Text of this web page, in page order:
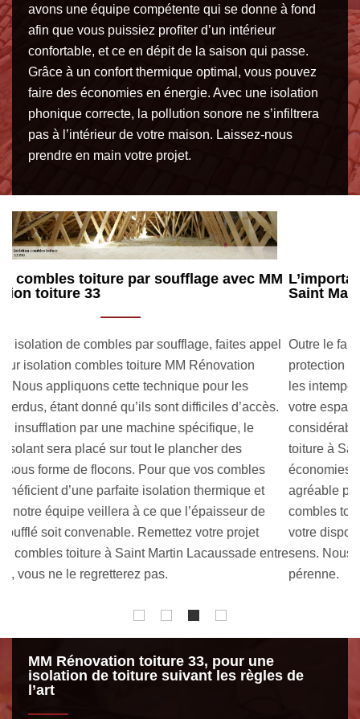
avons une équipe compétente qui se donne à fond
afin que vous puissiez profiter d’un intérieur
confortable, et ce en dépit de la saison qui passe.
Grâce à un confort thermique optimal, vous pouvez
faire des économies en énergie. Avec une isolation
phonique correcte, la pollution sonore ne s’infiltrera
pas à l’intérieur de votre maison. Laissez-nous
prendre en main votre projet.
L’importance d’une isolation combles toiture à
Saint Martin Lacaussade
Outre le fait que la toiture est là pour apporter une
protection optimale à votre habitation, notamment contre
les intempéries, elle a également pour rôle d’octroyer à
votre espace intérieur un confort thermique et acoustique
considérable. En réalisant des travaux d’isolation combles
toiture à Saint Martin Lacaussade, vous pourrez faire des
économies d’énergie et vivre dans une température
agréable pendant toute l’année. Le couvreur isolation
combles toiture MM Rénovation toiture 33 peut se mettre à
votre disposition si vous avez un projet allant dans ce
sens. Nous garantissons un ouvrage performant et
pérenne.
MM Rénovation toiture 33, pour une
isolation de toiture suivant les règles de
l’art